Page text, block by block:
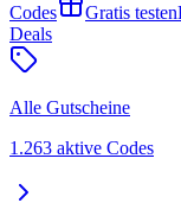
Codes
Gratis testen
Deals
Alle Gutscheine
1.263 aktive Codes